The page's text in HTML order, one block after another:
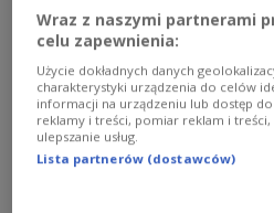
Służby specjalne III RP dobrze
Mazur był zarejestrowanym
chroniły, nie ujawniając tej
Cenckiewicz w najnowszym
Mazura były w
IPN.
Zobacz więcej na temat:
Wraz z naszymi partnerami
celu zapewnienia:
Użycie dokładnych danych
charakterystyki urządzenia do celów
informacji na urządzeniu lub dostęp
reklamy i treści, pomiar reklam i
ulepszanie usług.
Lista partnerów (dostawców)